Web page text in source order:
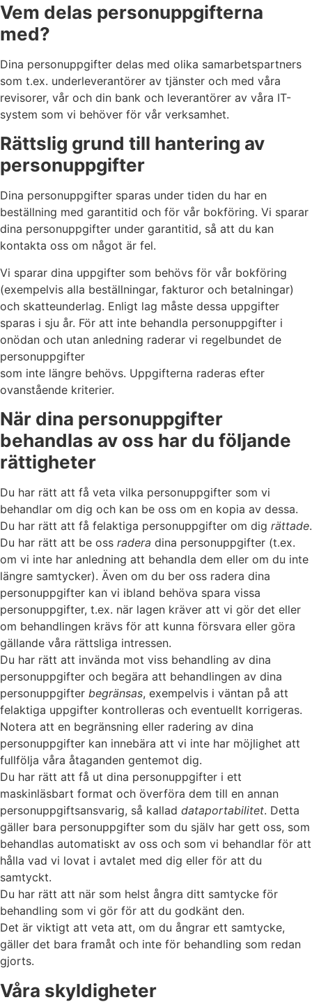
Vem delas personuppgifterna
med?
Dina personuppgifter delas med olika samarbetspartners
som t.ex. underleverantörer av tjänster och med våra
revisorer, vår och din bank och leverantörer av våra IT-
system som vi behöver för vår verksamhet.
Rättslig grund till hantering av
personuppgifter
Dina personuppgifter sparas under tiden du har en
beställning med garantitid och för vår bokföring. Vi sparar
dina personuppgifter under garantitid, så att du kan
kontakta oss om något är fel.
Vi sparar dina uppgifter som behövs för vår bokföring
(exempelvis alla beställningar, fakturor och betalningar)
och skatteunderlag. Enligt lag måste dessa uppgifter
sparas i sju år. För att inte behandla personuppgifter i
onödan och utan anledning raderar vi regelbundet de
personuppgifter
som inte längre behövs. Uppgifterna raderas efter
ovanstående kriterier.
När dina personuppgifter
behandlas av oss har du följande
rättigheter
Du har rätt att få veta vilka personuppgifter som vi
behandlar om dig och kan be oss om en kopia av dessa.
Du har rätt att få felaktiga personuppgifter om dig rättade.
Du har rätt att be oss radera dina personuppgifter (t.ex.
om vi inte har anledning att behandla dem eller om du inte
längre samtycker). Även om du ber oss radera dina
personuppgifter kan vi ibland behöva spara vissa
personuppgifter, t.ex. när lagen kräver att vi gör det eller
om behandlingen krävs för att kunna försvara eller göra
gällande våra rättsliga intressen.
Du har rätt att invända mot viss behandling av dina
personuppgifter och begära att behandlingen av dina
personuppgifter begränsas, exempelvis i väntan på att
felaktiga uppgifter kontrolleras och eventuellt korrigeras.
Notera att en begränsning eller radering av dina
personuppgifter kan innebära att vi inte har möjlighet att
fullfölja våra åtaganden gentemot dig.
Du har rätt att få ut dina personuppgifter i ett
maskinläsbart format och överföra dem till en annan
personuppgiftsansvarig, så kallad dataportabilitet. Detta
gäller bara personuppgifter som du själv har gett oss, som
behandlas automatiskt av oss och som vi behandlar för att
hålla vad vi lovat i avtalet med dig eller för att du
samtyckt.
Du har rätt att när som helst ångra ditt samtycke för
behandling som vi gör för att du godkänt den.
Det är viktigt att veta att, om du ångrar ett samtycke,
gäller det bara framåt och inte för behandling som redan
gjorts.
Våra skyldigheter